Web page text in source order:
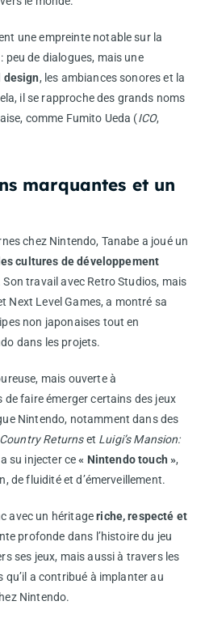
une empreinte notable sur la
de dialogues, mais une
design, les ambiances sonores et la
il se rapproche des grands noms
comme Fumito Ueda (ICO,
marquantes et un
chez Nintendo, Tanabe a joué un
cultures de développement
Son travail avec Retro Studios, mais
Next Level Games, a montré sa
non japonaises tout en
dans les projets.
mais ouverte à
de faire émerger certains des jeux
Nintendo, notamment dans des
Returnset Luigi’s Mansion:
su injecter ce« Nintendo touch »,
de fluidité et d’émerveillement.
avec un héritageriche, respecté et
profonde dans l’histoire du jeu
ses jeux, mais aussi à travers les
qu’il a contribué à implanter au
Nintendo.